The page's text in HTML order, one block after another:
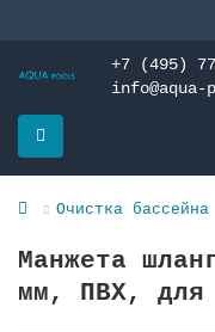
+7 (495)
Очистка бассейна
Манжета
мм, ПВХ, для